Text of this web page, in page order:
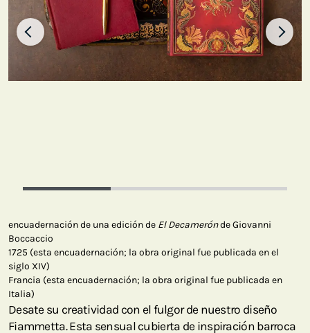
encuadernación de una edición de El Decamerónde Giovanni
Boccaccio
1725 (esta encuadernación; la obra original fue publicada en el
siglo XIV)
Francia (esta encuadernación; la obra original fue publicada en
Italia)
Desate su creatividad con el fulgor de nuestro diseño
Fiammetta. Esta sensual cubierta de inspiración barroca